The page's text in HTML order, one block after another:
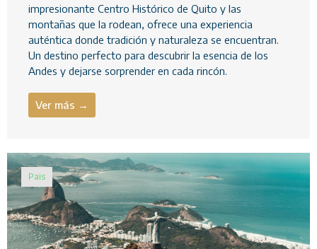
impresionante Centro Histórico de Quito y las
montañas que la rodean, ofrece una experiencia
auténtica donde tradición y naturaleza se encuentran.
Un destino perfecto para descubrir la esencia de los
Andes y dejarse sorprender en cada rincón.
Ver más →
Pais